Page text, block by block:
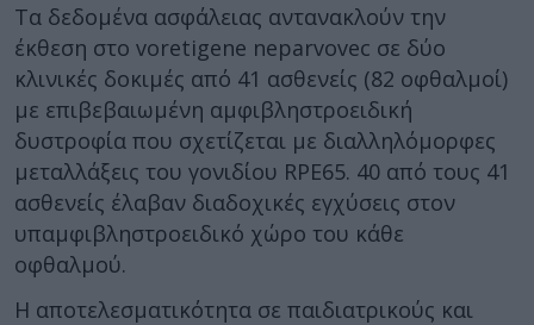
Τα δεδομένα ασφάλειας αντανακλούν την
έκθεση στο voretigene neparvovec σε δύο
κλινικές δοκιμές από 41 ασθενείς (82 οφθαλμοί)
με επιβεβαιωμένη αμφιβληστροειδική
δυστροφία που σχετίζεται με διαλληλόμορφες
μεταλλάξεις του γονιδίου RPE65. 40 από τους 41
ασθενείς έλαβαν διαδοχικές εγχύσεις στον
υπαμφιβληστροειδικό χώρο του κάθε
οφθαλμού.
Η αποτελεσματικότητα σε παιδιατρικούς και